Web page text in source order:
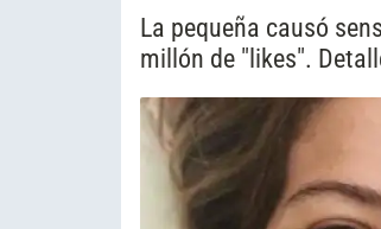
La pequeña causó
millón de "likes".